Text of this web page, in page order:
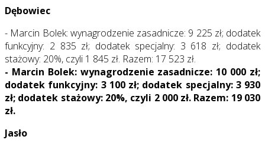
Dębowiec
- Marcin Bolek: wynagrodzenie zasadnicze: 9 225 zł; dodatek
funkcyjny: 2 835 zł; dodatek specjalny: 3 618 zł; dodatek
stażowy: 20%, czyli 1 845 zł. Razem: 17 523 zł.
- Marcin Bolek: wynagrodzenie zasadnicze: 10 000 zł;
dodatek funkcyjny: 3 100 zł; dodatek specjalny: 3 930
zł; dodatek stażowy: 20%, czyli 2 000 zł. Razem: 19 030
zł.
Jasło